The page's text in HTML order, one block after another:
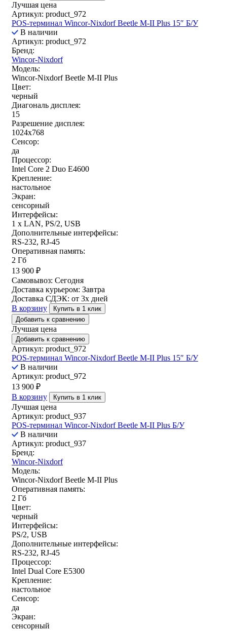
Лучшая цена
Артикул: product_972
POS-терминал Wincor-Nixdorf Beetle M-II Plus 15″ Б/У
В наличии
Артикул: product_972
Бренд:
Wincor-Nixdorf
Модель:
Wincor-Nixdorf Beetle M-II Plus
Цвет:
черный
Диагональ дисплея:
15
Разрешение дисплея:
1024x768
Сенсор:
да
Процессор:
Intel Core 2 Duo E4600
Крепление:
настольное
Экран:
сенсорный
Интерфейсы:
1 x LAN, PS/2, USB
Дополнительные интерфейсы:
RS-232, RJ-45
Оперативная память:
2 Гб
13 900 ₽
Самовывоз: Сегодня
Доставка курьером: Завтра
Доставка СДЭК: от 3х дней
В корзину
Купить в 1 клик
Добавить к сравнению
Лучшая цена
Добавить к сравнению
Артикул: product_972
POS-терминал Wincor-Nixdorf Beetle M-II Plus 15″ Б/У
В наличии
Артикул: product_972
13 900 ₽
В корзину
Купить в 1 клик
Лучшая цена
Артикул: product_937
POS-терминал Wincor-Nixdorf Beetle M-II Plus Б/У
В наличии
Артикул: product_937
Бренд:
Wincor-Nixdorf
Модель:
Wincor-Nixdorf Beetle M-II Plus
Оперативная память:
2 Гб
Цвет:
черный
Интерфейсы:
PS/2, USB
Дополнительные интерфейсы:
RS-232, RJ-45
Процессор:
Intel Dual Core E5300
Крепление:
настольное
Сенсор:
да
Экран:
сенсорный